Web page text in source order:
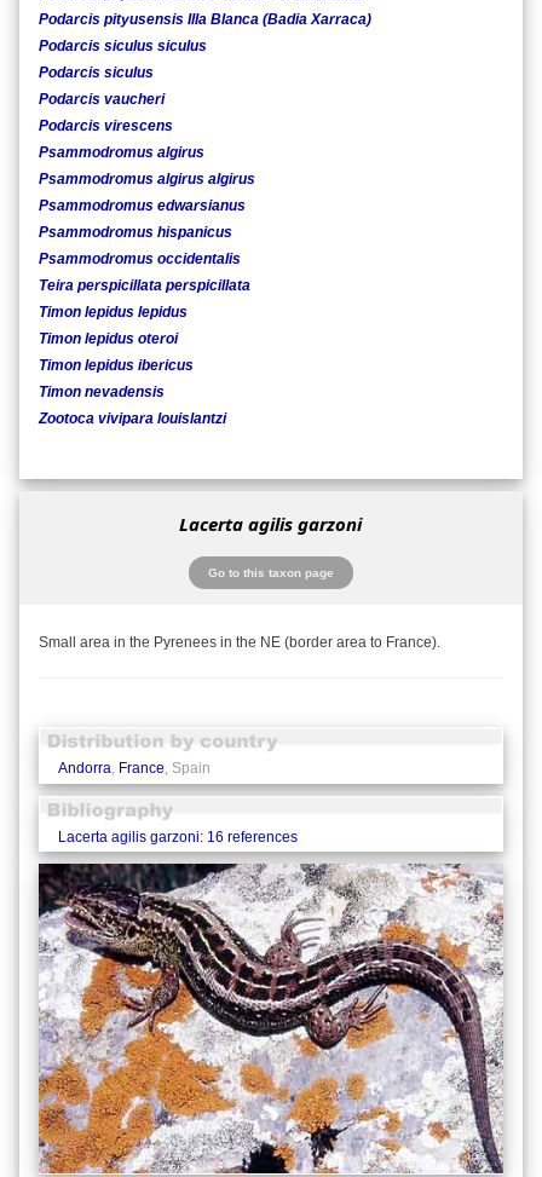
Podarcis pityusensis Illa Blanca (Badia Xarraca)
Podarcis siculus siculus
Podarcis siculus
Podarcis vaucheri
Podarcis virescens
Psammodromus algirus
Psammodromus algirus algirus
Psammodromus edwarsianus
Psammodromus hispanicus
Psammodromus occidentalis
Teira perspicillata perspicillata
Timon lepidus lepidus
Timon lepidus oteroi
Timon lepidus ibericus
Timon nevadensis
Zootoca vivipara louislantzi
Lacerta agilis garzoni
Go to this taxon page
Small area in the Pyrenees in the NE (border area to France).
Andorra, France, Spain
Lacerta agilis garzoni: 16 references